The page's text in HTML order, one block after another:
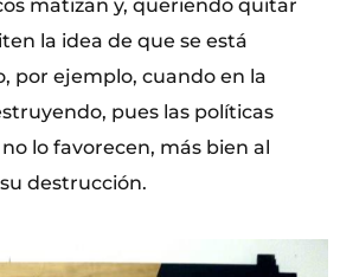
matizan y, que­riendo quitar
la idea de que se está
por ejemplo, cuando en la
pues las políticas
lo favorecen, más bien al
destrucción.